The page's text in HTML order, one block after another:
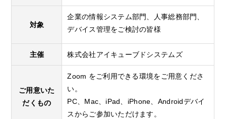
対象
企業の情報システム部門、人事総務部門、
デバイス管理をご検討の皆様
主催 株式会社アイキューブドシステムズ
ご用意いた
だくもの
Zoom をご利用できる環境をご用意くださ
い。
PC、Mac、iPad、iPhone、Androidデバイ
スからご参加いただけます。